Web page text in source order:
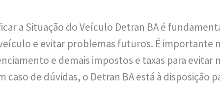
a Situação do Veículo Detran BA é
e evitar problemas futuros. É importante
e demais impostos e taxas para evitar
caso de dúvidas, o Detran BA está à disposição